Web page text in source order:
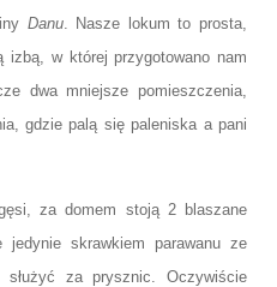
Danu. Nasze lokum to prosta,
izbą, w której przygotowano nam
dwa mniejsze pomieszczenia,
gdzie palą się paleniska a pani
za domem stoją 2 blaszane
jedynie skrawkiem parawanu ze
za prysznic. Oczywiście